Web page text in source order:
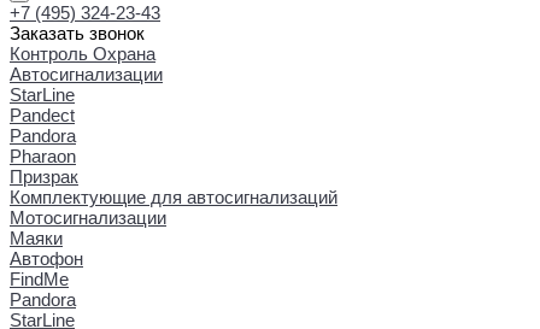
+7 (495) 324-23-43
Заказать звонок
Контроль Охрана
Автосигнализации
StarLine
Pandect
Pandora
Pharaon
Призрак
Комплектующие для автосигнализаций
Мотосигнализации
Маяки
Автофон
FindMe
Pandora
StarLine